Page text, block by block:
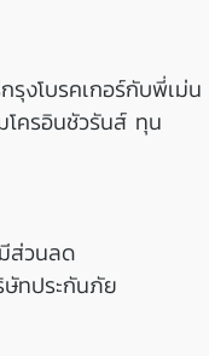
งโบรคเกอร์กับพี่เม่น
โครอินชัวรันส์ ทุน
ส่วนลด
ทประกันภัย